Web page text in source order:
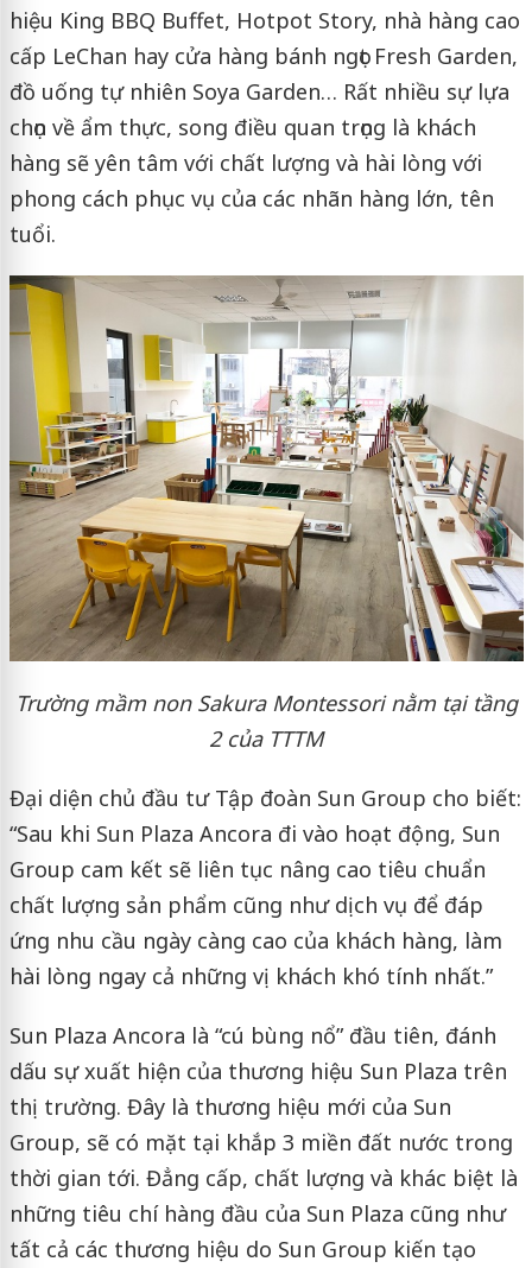
hiệu King BBQ Buffet, Hotpot Story, nhà hàng cao
cấp LeChan hay cửa hàng bánh ngọt Fresh Garden,
đồ uống tự nhiên Soya Garden… Rất nhiều sự lựa
chọn về ẩm thực, song điều quan trọng là khách
hàng sẽ yên tâm với chất lượng và hài lòng với
phong cách phục vụ của các nhãn hàng lớn, tên
tuổi.
Trường mầm non Sakura Montessori nằm tại tầng
2 của TTTM
Đại diện chủ đầu tư Tập đoàn Sun Group cho biết:
“Sau khi Sun Plaza Ancora đi vào hoạt động, Sun
Group cam kết sẽ liên tục nâng cao tiêu chuẩn
chất lượng sản phẩm cũng như dịch vụ để đáp
ứng nhu cầu ngày càng cao của khách hàng, làm
hài lòng ngay cả những vị khách khó tính nhất.”
Sun Plaza Ancora là “cú bùng nổ” đầu tiên, đánh
dấu sự xuất hiện của thương hiệu Sun Plaza trên
thị trường. Đây là thương hiệu mới của Sun
Group, sẽ có mặt tại khắp 3 miền đất nước trong
thời gian tới. Đẳng cấp, chất lượng và khác biệt là
những tiêu chí hàng đầu của Sun Plaza cũng như
tất cả các thương hiệu do Sun Group kiến tạo